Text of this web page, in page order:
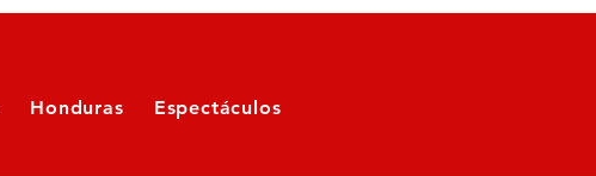
Honduras Espectáculos